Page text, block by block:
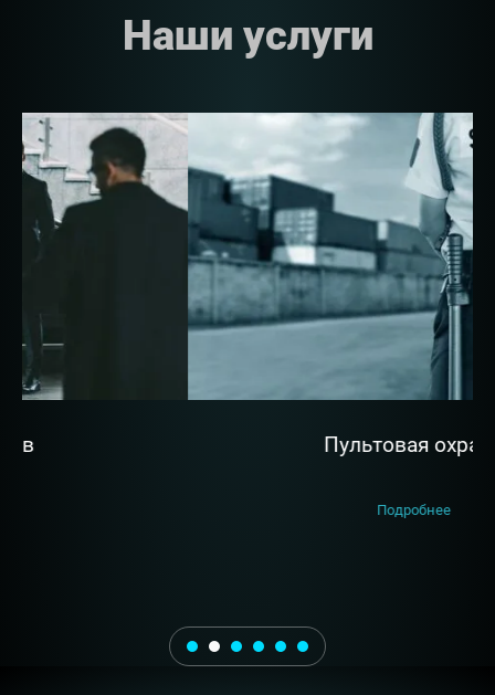
Наши услуги
Пультовая охрана